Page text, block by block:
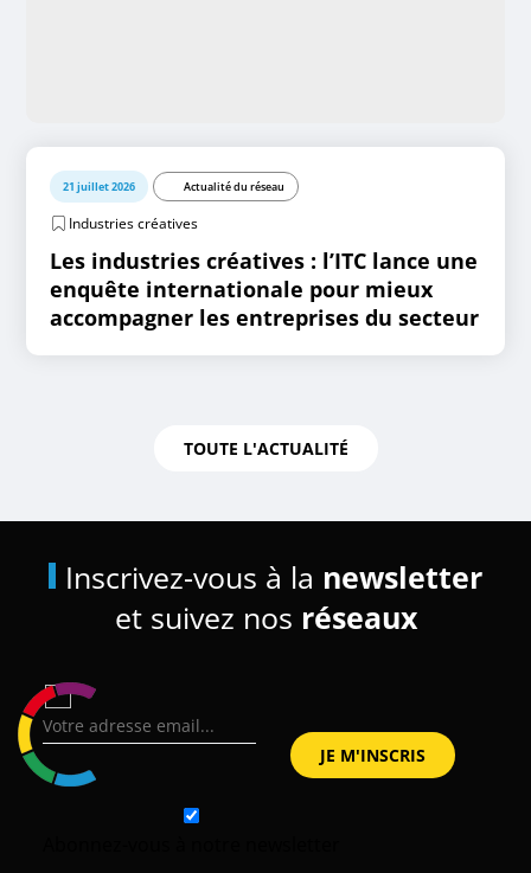
21 juillet 2026 Actualité du réseau
Industries créatives
Les industries créatives : l’ITC lance une
enquête internationale pour mieux
accompagner les entreprises du secteur
TOUTE L'ACTUALITÉ
Inscrivez-vous à la newsletter
et suivez nos réseaux